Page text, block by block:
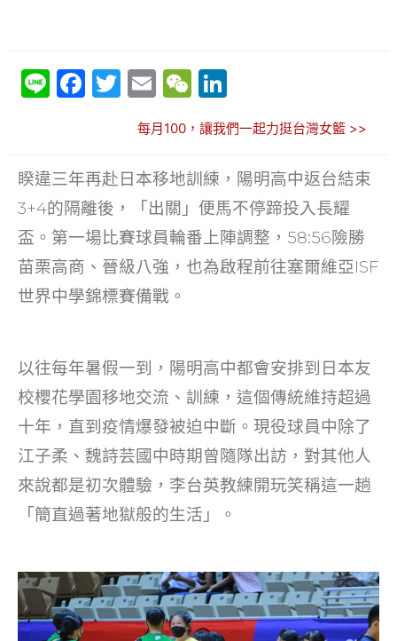
Li F
e
b
o
o
k
T
itt
er
E
ai
l
W
C
h
at
k
e
dI
n
每月100，讓我們一起力挺台灣女籃 >>
睽違三年再赴日本移地訓練，陽明高中返台結束
3+4的隔離後，「出關」便馬不停蹄投入長耀
盃。第一場比賽球員輪番上陣調整，58:56險勝
苗栗高商、晉級八強，也為啟程前往塞爾維亞ISF
世界中學錦標賽備戰。
以往每年暑假一到，陽明高中都會安排到日本友
校櫻花學園移地交流、訓練，這個傳統維持超過
十年，直到疫情爆發被迫中斷。現役球員中除了
江子柔、魏詩芸國中時期曾隨隊出訪，對其他人
來說都是初次體驗，李台英教練開玩笑稱這一趟
「簡直過著地獄般的生活」。